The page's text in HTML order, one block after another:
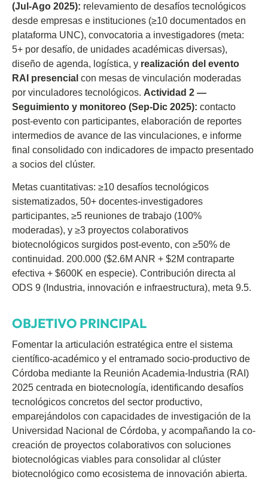
(Jul-Ago 2025): relevamiento de desafíos tecnológicos
desde empresas e instituciones (≥10 documentados en
plataforma UNC), convocatoria a investigadores (meta:
5+ por desafío, de unidades académicas diversas),
diseño de agenda, logística, y realización del evento
RAI presencial con mesas de vinculación moderadas
por vinculadores tecnológicos. Actividad 2 —
Seguimiento y monitoreo (Sep-Dic 2025): contacto
post-evento con participantes, elaboración de reportes
intermedios de avance de las vinculaciones, e informe
final consolidado con indicadores de impacto presentado
a socios del clúster.
Metas cuantitativas: ≥10 desafíos tecnológicos
sistematizados, 50+ docentes-investigadores
participantes, ≥5 reuniones de trabajo (100%
moderadas), y ≥3 proyectos colaborativos
biotecnológicos surgidos post-evento, con ≥50% de
continuidad. 200.000 ($2.6M ANR + $2M contraparte
efectiva + $600K en especie). Contribución directa al
ODS 9 (Industria, innovación e infraestructura), meta 9.5.
OBJETIVO PRINCIPAL
Fomentar la articulación estratégica entre el sistema
científico-académico y el entramado socio-productivo de
Córdoba mediante la Reunión Academia-Industria (RAI)
2025 centrada en biotecnología, identificando desafíos
tecnológicos concretos del sector productivo,
emparejándolos con capacidades de investigación de la
Universidad Nacional de Córdoba, y acompañando la co-
creación de proyectos colaborativos con soluciones
biotecnológicas viables para consolidar al clúster
biotecnológico como ecosistema de innovación abierta.